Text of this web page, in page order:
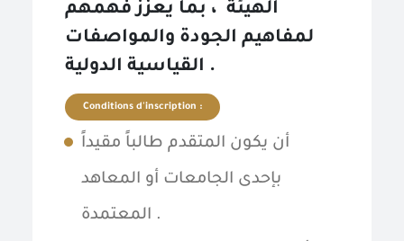
الهيئة ، بما يعزز فهمهم
لمفاهيم الجودة والمواصفات
القياسية الدولية .
Conditions d'inscription :
أن يكون المتقدم طالباً مقيداً
بإحدى الجامعات أو المعاهد
المعتمدة .